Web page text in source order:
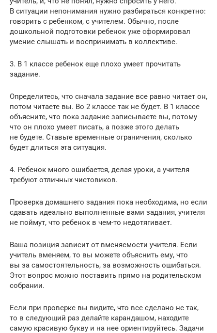
В ситуации непонимания нужно разбираться конкретно:
говорить с ребенком, с учителем. Обычно, после
дошкольной подготовки ребенок уже сформировал
умение слышать и воспринимать в коллективе.
3. В 1 классе ребенок еще плохо умеет прочитать
задание.
Определитесь, что сначала задание все равно читает он,
потом читаете вы. Во 2 классе так не будет. В 1 классе
объясните, что пока задание записываете вы, потому
что он плохо умеет писать, а позже этого делать
не будете. Ставьте временные ограничения, сколько
будет длиться эта ситуация.
4. Ребенок много ошибается, делая уроки, а учителя
требуют отличных чистовиков.
Проверка домашнего задания пока необходима, но если
сдавать идеально выполненные вами задания, учителя
не поймут, что ребенок в чем-то недотягивает.
Ваша позиция зависит от вменяемости учителя. Если
учитель вменяем, то вы можете объяснить ему, что
вы за самостоятельность, за возможность ошибаться.
Этот вопрос можно поставить прямо на родительском
собрании.
Если при проверке вы видите, что все сделано не так,
то в следующий раз делайте карандашом, находите
самую красивую букву и на нее ориентируйтесь. Задачи